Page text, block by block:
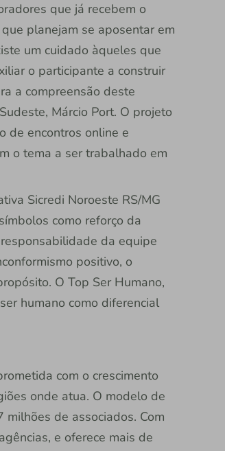
que já recebem o
planejam se aposentar em
um cuidado àqueles que
o participante a construir
a compreensão deste
Márcio Port. O projeto
de encontros online e
o tema a ser trabalhado em
Sicredi Noroeste RS/MG
como reforço da
da equipe
positivo, o
O Top Ser Humano,
humano como diferencial
com o crescimento
onde atua. O modelo de
de associados. Com
e oferece mais de